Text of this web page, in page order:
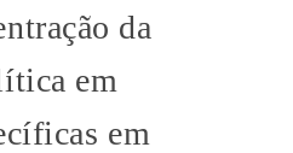
da
em
em